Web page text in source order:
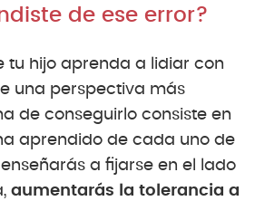
de ese error?
tu hijo aprenda a lidiar con
una perspectiva más
de conseguirlo consiste en
aprendido de cada uno de
enseñarás a fijarse en el lado
aumentarás la tolerancia a